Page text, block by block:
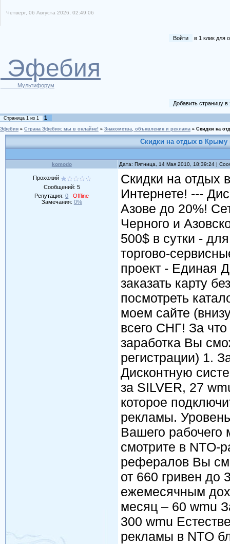
Четверг, 06 Августа 2026, 02:49:06
Войти в 1 клик для
Эфебия
Мультифорум
Добавить страницу
Страница 1 из 1 1
Эфебия » Страна Эфебия: мы в онлайне! » Знакомства, объявления и реклама » Скидки на
Скидки на отдых в Крыму
komodo Дата: Пятница, 14 Мая 2010, 18:39:24 |
Прохожий
Сообщений: 5
Репутация:0
Offline
Замечания: 0%
Скидки на отдых
Интернете! ---
Азове до 20%!
Черного и
500$ в сутки -
торгово-
проект - Единая
заказать карту
посмотреть
моем сайте
всего СНГ! За
заработка Вы
регистрации) 1.
Дисконтную
за SILVER, 27
которое
рекламы. Уровень
Вашего рабочего
смотрите в NTO-
рефералов Вы
от 660 гривен
ежемесячным
месяц – 60 wmu
300 wmu
рекламы в NTO